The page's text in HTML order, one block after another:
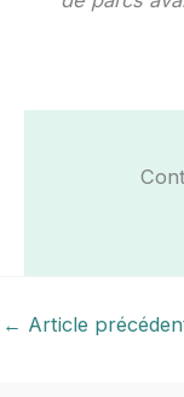
← Article